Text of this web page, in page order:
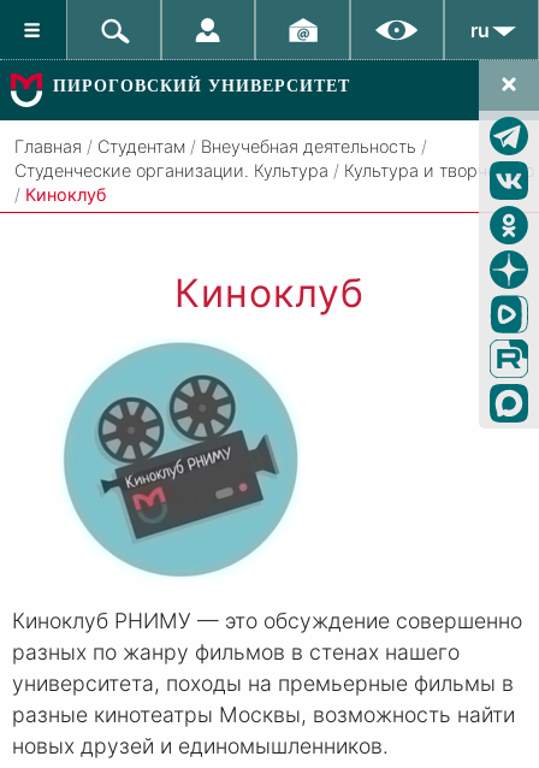
ru
ПИРОГОВСКИЙ УНИВЕРСИТЕТ
Главная / Студентам / Внеучебная деятельность /
Студенческие организации. Культура / Культура и творчество
/ Киноклуб
Киноклуб
Киноклуб РНИМУ — это обсуждение совершенно
разных по жанру фильмов в стенах нашего
университета, походы на премьерные фильмы в
разные кинотеатры Москвы, возможность найти
новых друзей и единомышленников.